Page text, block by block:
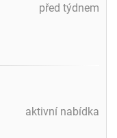
před týdnem
aktivní nabídka